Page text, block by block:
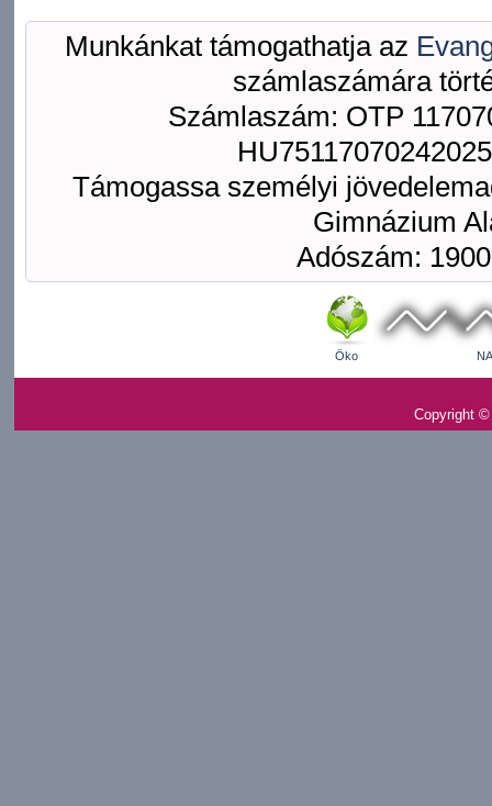
Munkánkat támogathatja az
számlaszámára
Számlaszám: OTP
Támogassa személyi
Gimnázium
Adószám:
Öko
Copyright